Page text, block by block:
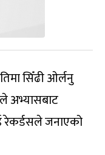
सिँढी ओर्लनु
अभ्यासबाट
रेकर्डसले जनाएको